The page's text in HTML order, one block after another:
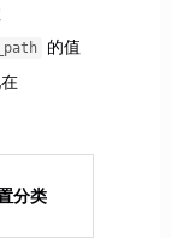
的值
分类